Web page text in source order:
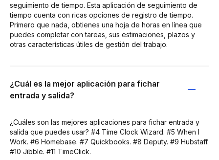
seguimiento de tiempo. Esta aplicación de seguimiento de
tiempo cuenta con ricas opciones de registro de tiempo.
Primero que nada, obtienes una hoja de horas en línea que
puedes completar con tareas, sus estimaciones, plazos y
otras características útiles de gestión del trabajo.
¿Cuál es la mejor aplicación para fichar
entrada y salida?
¿Cuáles son las mejores aplicaciones para fichar entrada y
salida que puedes usar? #4 Time Clock Wizard. #5 When I
Work. #6 Homebase. #7 Quickbooks. #8 Deputy. #9 Hubstaff.
#10 Jibble. #11 TimeClick.